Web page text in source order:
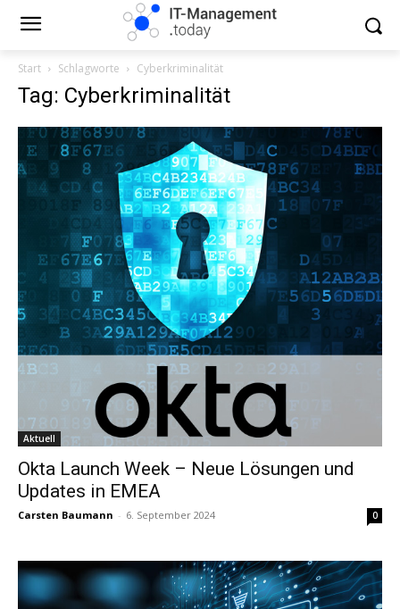
Start Schlagworte Cyberkriminalität
Tag: Cyberkriminalität
Aktuell
Okta Launch Week – Neue Lösungen und
Updates in EMEA
Carsten Baumann - 6. September 2024 0